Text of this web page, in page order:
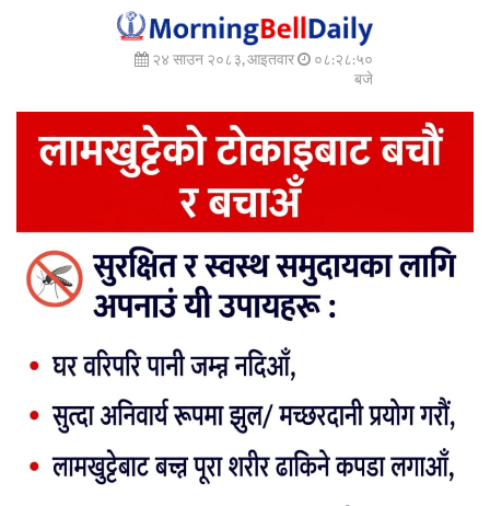
२४ साउन २०८३, आइतवार ०८:२८:५२
बजे